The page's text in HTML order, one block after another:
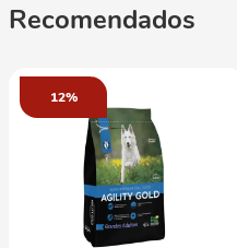
Recomendados
12%